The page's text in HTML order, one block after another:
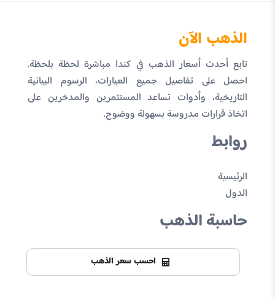
الذهب الآن
تابع أحدث أسعار الذهب في كندا مباشرة لحظة بلحظة.
احصل على تفاصيل جميع العيارات، الرسوم البيانية
التاريخية، وأدوات تساعد المستثمرين والمدخرين على
اتخاذ قرارات مدروسة بسهولة ووضوح.
روابط
الرئيسية
الدول
حاسبة الذهب
احسب سعر الذهب